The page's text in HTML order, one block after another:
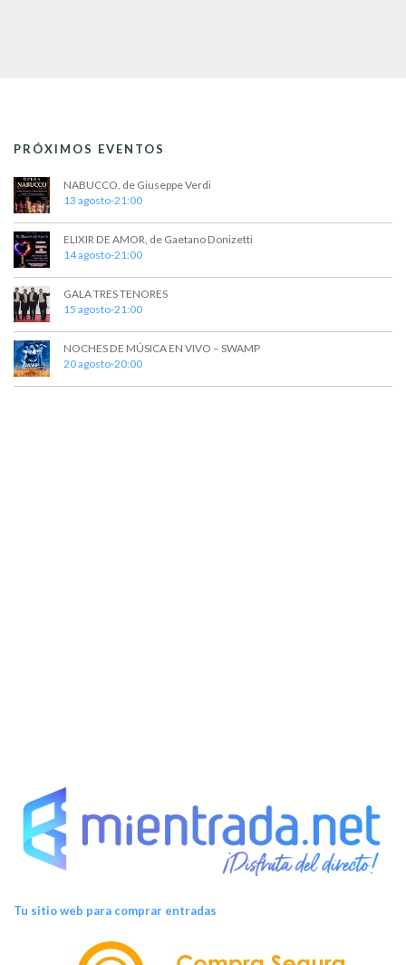
PRÓXIMOS EVENTOS
NABUCCO, de Giuseppe Verdi
13 agosto-21:00
ELIXIR DE AMOR, de Gaetano Donizetti
14 agosto-21:00
GALA TRES TENORES
15 agosto-21:00
NOCHES DE MÚSICA EN VIVO – SWAMP
20 agosto-20:00
Tu sitio web para comprar entradas